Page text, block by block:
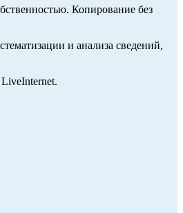
Копирование без
и анализа сведений,
LiveInternet.